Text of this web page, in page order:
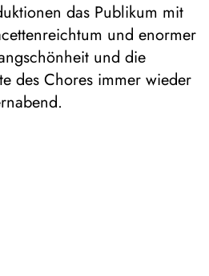
das Publikum mit
und enormer
und die
des Chores immer wieder